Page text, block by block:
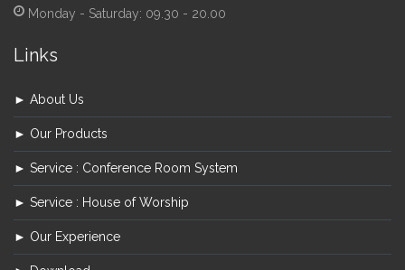
Monday - Saturday: 09.30 - 20.00
Links
► About Us
► Our Products
► Service : Conference Room System
► Service : House of Worship
► Our Experience